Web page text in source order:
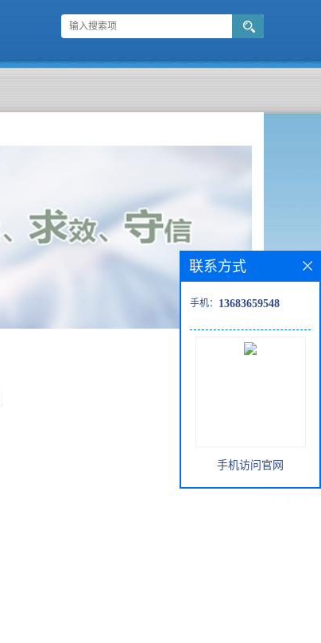
联系方式
手机： 13683659548
手机访问官网